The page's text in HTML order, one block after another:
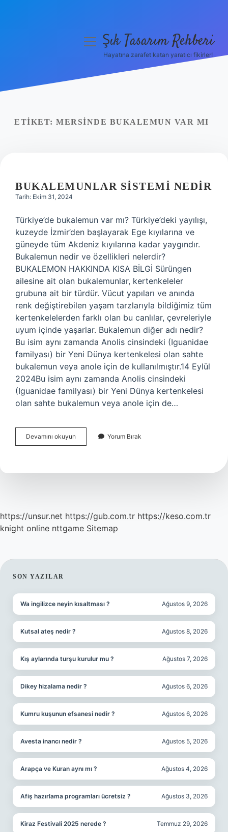
Yasal Uyarı
menüyüŞık Tasarım Rehberi
Hayatına zarafet katan yaratıcı fikirler!
ETIKET: MERSINDE BUKALEMUN VAR MI
BUKALEMUNLAR SISTEMI NEDIR
Tarih: Ekim 31, 2024
Türkiye’de bukalemun var mı? Türkiye’deki yayılışı,
kuzeyde İzmir’den başlayarak Ege kıyılarına ve
güneyde tüm Akdeniz kıyılarına kadar yaygındır.
Bukalemun nedir ve özellikleri nelerdir?
BUKALEMON HAKKINDA KISA BİLGİ Sürüngen
ailesine ait olan bukalemunlar, kertenkeleler
grubuna ait bir türdür. Vücut yapıları ve anında
renk değiştirebilen yaşam tarzlarıyla bildiğimiz tüm
kertenkelelerden farklı olan bu canlılar, çevreleriyle
uyum içinde yaşarlar. Bukalemun diğer adı nedir?
Bu isim aynı zamanda Anolis cinsindeki (Iguanidae
familyası) bir Yeni Dünya kertenkelesi olan sahte
bukalemun veya anole için de kullanılmıştır.14 Eylül
2024Bu isim aynı zamanda Anolis cinsindeki
(Iguanidae familyası) bir Yeni Dünya kertenkelesi
olan sahte bukalemun veya anole için de…
Devamını okuyun Bukalemunlar
Sistemi
Yorum Bırak
https://unsur.net https://gub.com.tr https://keso.com.tr
knight online nttgame Sitemap
SIDEBAR
SON YAZILAR
Wa ingilizce neyin kısaltması ? Ağustos 9, 2026
Kutsal ateş nedir ? Ağustos 8, 2026
Kış aylarında turşu kurulur mu ? Ağustos 7, 2026
Dikey hizalama nedir ? Ağustos 6, 2026
Kumru kuşunun efsanesi nedir ? Ağustos 6, 2026
Avesta inancı nedir ? Ağustos 5, 2026
Arapça ve Kuran aynı mı ? Ağustos 4, 2026
Afiş hazırlama programları ücretsiz ? Ağustos 3, 2026
Kiraz Festivali 2025 nerede ? Temmuz 29, 2026